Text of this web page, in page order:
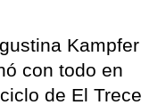
Kampfer
con todo en
de El Trece